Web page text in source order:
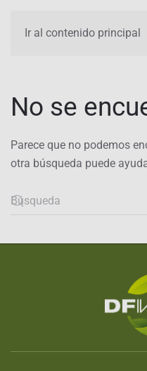
Ir al contenido principal
No se
Parece que no podemos
otra búsqueda puede